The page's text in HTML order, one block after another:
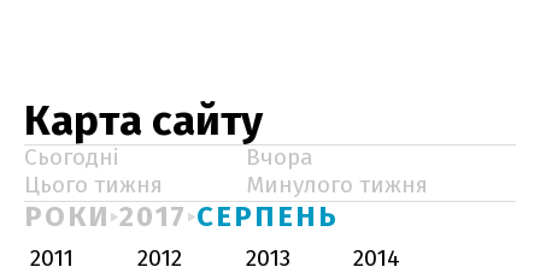
Карта сайту
Сьогодні
Вчора
Цього тижня
Минулого тижня
РОКИ 2017 СЕРПЕНЬ
2011 2012 2013
2014